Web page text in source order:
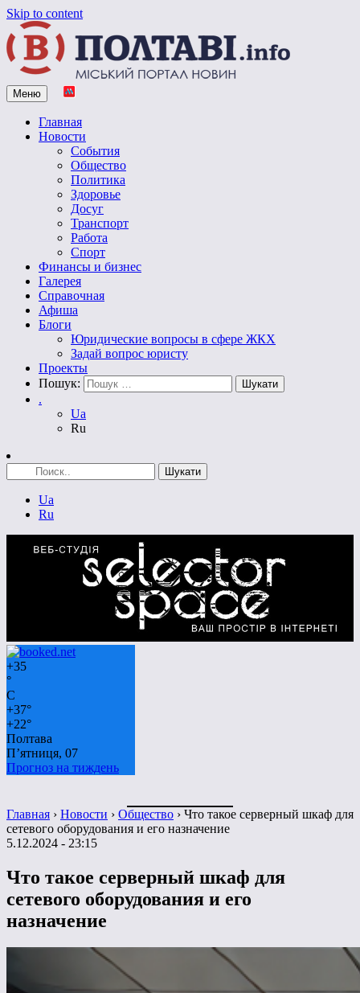
Skip to content
Vpoltave.info
Полтавский портал новостей
Меню
Главная
Новости
События
Общество
Политика
Здоровье
Досуг
Транспорт
Работа
Спорт
Финансы и бизнес
Галерея
Справочная
Афиша
Блоги
Юридические вопросы в сфере ЖКХ
Задай вопрос юристу
Проекты
Пошук:
.
Ua
Ru
Ua
Ru
+35
°
C
+37°
+22°
Полтава
П’ятниця, 07
Прогноз на тиждень
Главная › Новости › Общество › Что такое серверный шкаф для
сетевого оборудования и его назначение
5.12.2024 - 23:15
Что такое серверный шкаф для
сетевого оборудования и его
назначение